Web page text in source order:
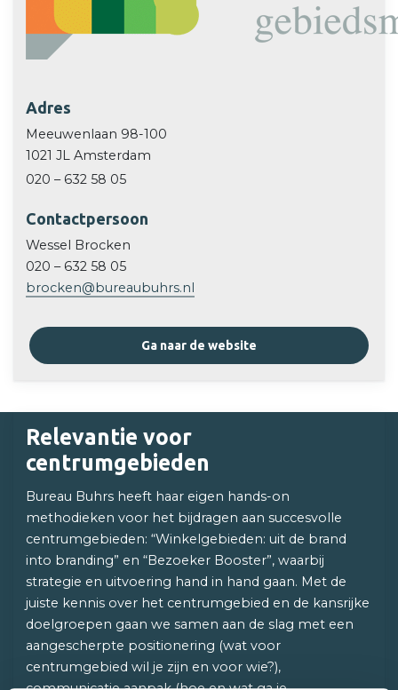
Adres
Meeuwenlaan 98-100
1021 JL Amsterdam
020 – 632 58 05
Contactpersoon
Wessel Brocken
020 – 632 58 05
brocken@bureaubuhrs.nl
Ga naar de website
Relevantie voor
centrumgebieden
Bureau Buhrs heeft haar eigen hands-on
methodieken voor het bijdragen aan succesvolle
centrumgebieden: “Winkelgebieden: uit de brand
into branding” en “Bezoeker Booster”, waarbij
strategie en uitvoering hand in hand gaan. Met de
juiste kennis over het centrumgebied en de kansrijke
doelgroepen gaan we samen aan de slag met een
aangescherpte positionering (wat voor
centrumgebied wil je zijn en voor wie?),